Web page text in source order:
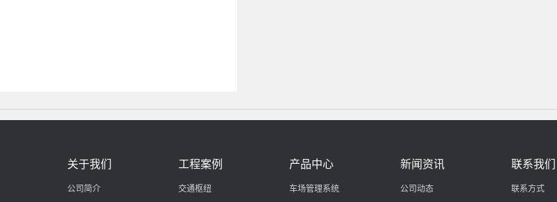
关于我们
公司简介
工程案例
交通枢纽
产品中心
车场管理系统
新闻资讯
公司动态
联系我们
联系方式